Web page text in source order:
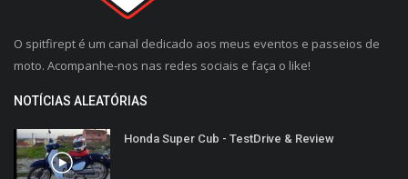
O spitfirept é um canal dedicado aos meus eventos e passeios de
moto. Acompanhe-nos nas redes sociais e faça o like!
NOTÍCIAS ALEATÓRIAS
Honda Super Cub - TestDrive & Review